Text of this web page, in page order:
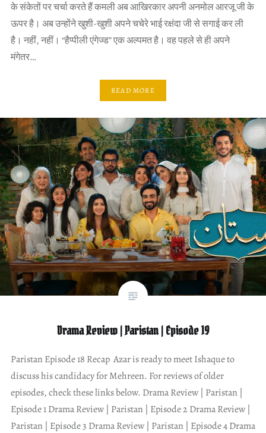
के संकेतों पर चर्चा करते हैं कमली अब आखिरकार अपनी अनमोल आरजू जी के
ऊपर है। अब उन्होंने खुशी-खुशी अपने चचेरे भाई रक्षंदा जी से सगाई कर ली
है। नहीं, नहीं। “हैप्पीली एंगेज्ड” एक अल्पमत है। वह पहले से ही अपने
मंगेतर…
READ MORE
Drama Review | Paristan | Episode 19
Paristan Episode 18 Recap Azar is ready to meet Ishaque to
discuss his candidacy for Mehreen. For reviews of older
episodes, check these links below. Drama Review | Paristan |
Episode 1 Drama Review | Paristan | Episode 2 Drama Review |
Paristan | Episode 3 Drama Review | Paristan | Episode 4 Drama